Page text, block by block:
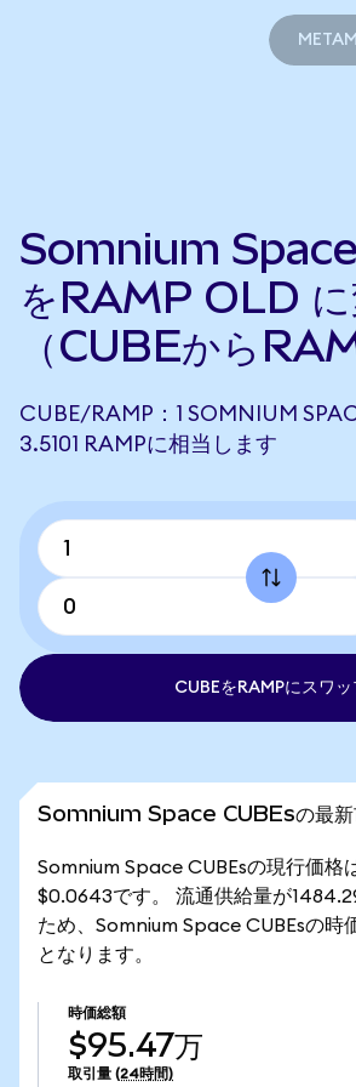
Somnium
をRAMP OLD に
（CUBEから
CUBE/RAMP：1 SOMNIUM
3.5101 RAMPに相当します
CUBEをRAMPにスワッ
Somnium Space CUBEsの最新
Somnium Space CUBEsの現行価格
$0.0643です。 流通供給量が
ため、Somnium Space CUBEsの時
となります。
時価総額
$95.47万
取引量 (24時間)